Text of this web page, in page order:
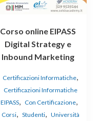
Corso online EIPASS
Digital Strategy e
Inbound Marketing
Certificazioni Informatiche,
Certificazioni Informatiche
EIPASS, Con Certificazione,
Corsi, Studenti, Università